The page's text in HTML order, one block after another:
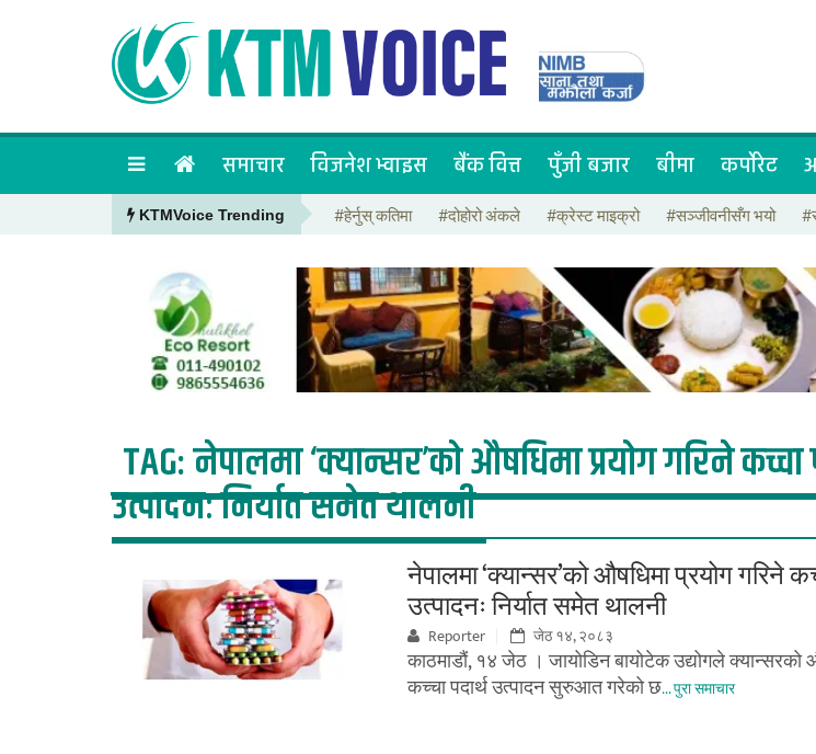
समाचार विजनेश भ्वाइस बैंक वित्त पुँजी बजार बीमा कर्पोरेट
KTMVoice Trending #हेर्नुस् कतिमा #दोहोरो अंकले #क्रेस्ट माइक्रो #सञ्जीवनीसँग भयो
TAG:नेपालमा ‘क्यान्सर’को औषधिमा प्रयोग गरिने कच्चा
उत्पादनः निर्यात समेत थालनी
नेपालमा ‘क्यान्सर’को औषधिमा प्रयोग गरिने
उत्पादनः निर्यात समेत थालनी
Reporter जेठ १४, २०८३
काठमाडौं, १४ जेठ । जायोडिन बायोटेक उद्योगले
कच्चा पदार्थ उत्पादन सुरुआत गरेको छ... पुरा समाचार